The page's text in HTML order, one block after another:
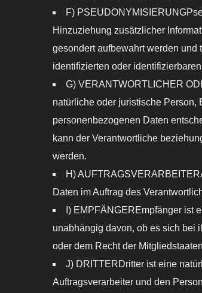
F)
Hinzuziehung zusätzlicher
gesondert aufbewahrt werden
identifizierten oder
G) VERANTWORTLICHER
natürliche oder juristische Person,
personenbezogenen Daten
kann der Verantwortliche
werden.
H)
Daten im Auftrag des
I) EMPFÄNGEREmpfänger ist
unabhängig davon, ob es sich bei
oder dem Recht der
J) DRITTERDritter ist eine
Auftragsverarbeiter und den